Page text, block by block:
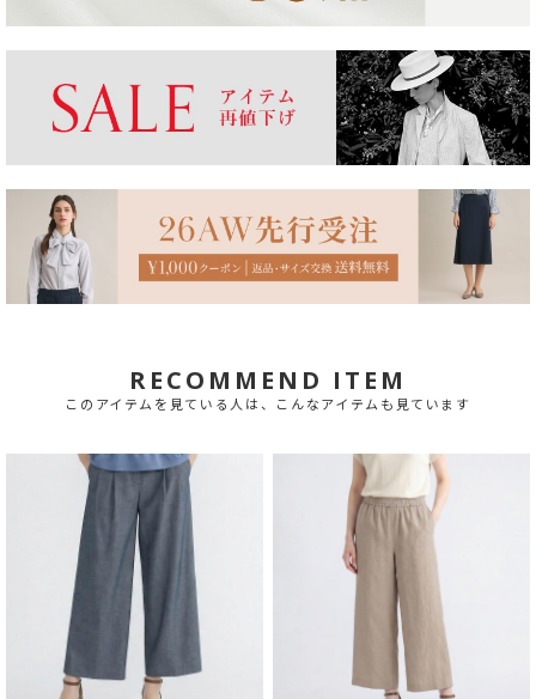
RECOMMEND ITEM
このアイテムを見ている人は、こんなアイテムも見ています